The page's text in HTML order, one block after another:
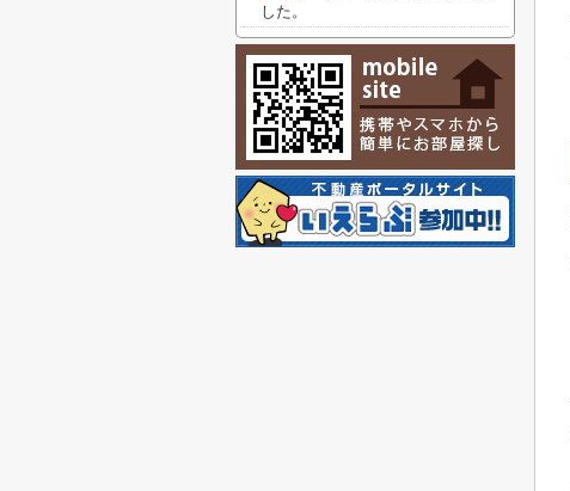
した。